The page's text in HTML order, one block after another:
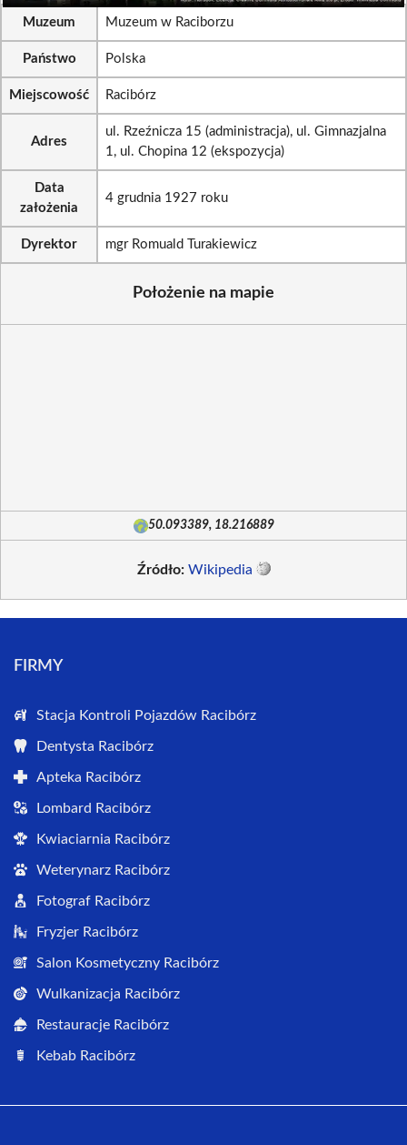
Muzeum Muzeum w Raciborzu
Państwo Polska
Miejscowość Racibórz
Adres
ul. Rzeźnicza 15 (administracja), ul. Gimnazjalna
1, ul. Chopina 12 (ekspozycja)
Data
założenia
4 grudnia 1927 roku
Dyrektor mgr Romuald Turakiewicz
Położenie na mapie
50.093389, 18.216889
Źródło: Wikipedia
FIRMY
Stacja Kontroli Pojazdów Racibórz
Dentysta Racibórz
Apteka Racibórz
Lombard Racibórz
Kwiaciarnia Racibórz
Weterynarz Racibórz
Fotograf Racibórz
Fryzjer Racibórz
Salon Kosmetyczny Racibórz
Wulkanizacja Racibórz
Restauracje Racibórz
Kebab Racibórz